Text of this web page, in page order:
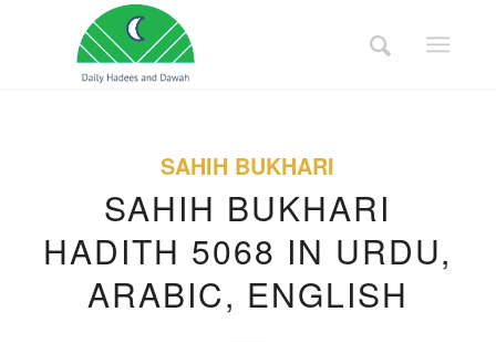
SAHIH BUKHARI
SAHIH BUKHARI
HADITH 5068 IN URDU,
ARABIC, ENGLISH